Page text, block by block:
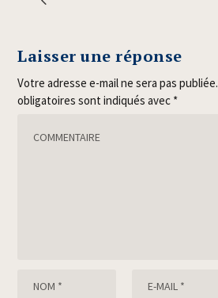
Laisser une réponse
Votre adresse e-mail ne sera pas publiée.
obligatoires sont indiqués avec *